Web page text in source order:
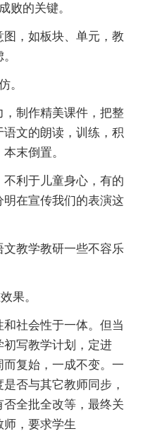
败的关键。
，如板块、单元，教
。
制作精美课件，把整
文的朗读，训练，积
末倒置。
利于儿童身心，有的
在宣传我们的表演这
教学教研一些不容乐
果。
社会性于一体。但当
写教学计划，定进
复始，一成不变。一
否与其它教师同步，
全批全改等，最终关
，要求学生